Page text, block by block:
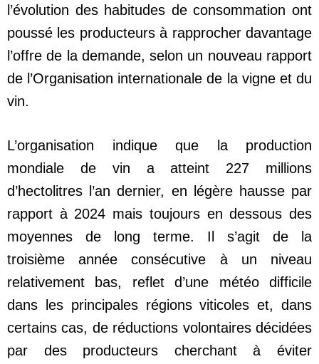
l’évolution des habitudes de consommation ont
poussé les producteurs à rapprocher davantage
l’offre de la demande, selon un nouveau rapport
de l’Organisation internationale de la vigne et du
vin.
L’organisation indique que la production
mondiale de vin a atteint 227 millions
d’hectolitres l’an dernier, en légère hausse par
rapport à 2024 mais toujours en dessous des
moyennes de long terme. Il s’agit de la
troisième année consécutive à un niveau
relativement bas, reflet d’une météo difficile
dans les principales régions viticoles et, dans
certains cas, de réductions volontaires décidées
par des producteurs cherchant à éviter